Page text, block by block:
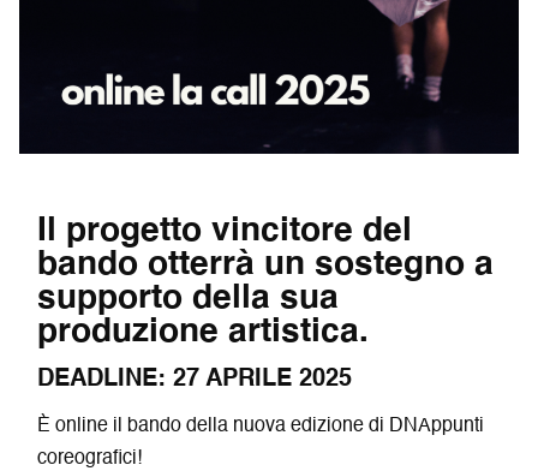
Il progetto vincitore del
bando otterrà un sostegno a
supporto della sua
produzione artistica.
DEADLINE: 27 APRILE 2025
È online il bando della nuova edizione di DNAppunti
coreografici!